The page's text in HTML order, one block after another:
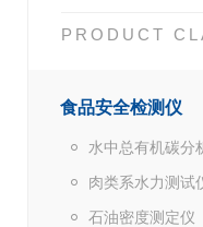
PRODUCT
食品安全检测仪
水中总有机碳分
肉类系水力测试
石油密度测定仪